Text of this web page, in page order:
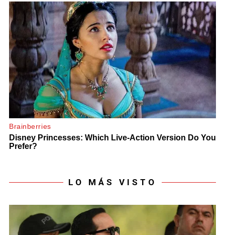
LO MÁS VISTO